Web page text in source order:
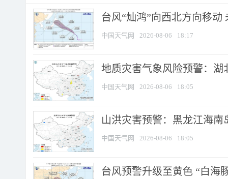
台风“灿鸿”向西北方向移动
中国天气网 2026-08-06 18:17
地质灾害气象风险预警：湖
中国天气网 2026-08-06 18:05
山洪灾害预警：黑龙江海
中国天气网 2026-08-06 18:05
台风预警升级至黄色 “白海